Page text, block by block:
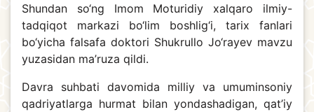
Shundan so‘ng Imom Moturidiy xalqaro ilmiy-
tadqiqot markazi bo‘lim boshlig‘i, tarix fanlari
bo‘yicha falsafa doktori Shukrullo Jo‘rayev mavzu
yuzasidan ma’ruza qildi.
Davra suhbati davomida milliy va umuminsoniy
qadriyatlarga hurmat bilan yondashadigan, qat’iy